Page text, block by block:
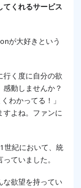
てくれるサービス
が大好きという
行く度に自分の欲
動しませんか？
わかってる！」
すよね。ファンに
世紀において、統
ていました。
な欲望を持ってい